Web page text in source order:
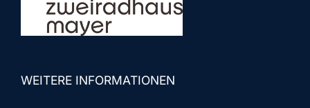
WEITERE INFORMATIONEN